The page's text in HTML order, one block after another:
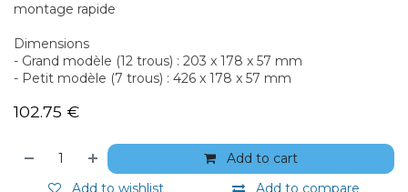
montage rapide
Dimensions
- Grand modèle (12 trous) : 203 x 178 x 57 mm
- Petit modèle (7 trous) : 426 x 178 x 57 mm
102.75 €
Add to cart
Add to compare
Add to wishlist